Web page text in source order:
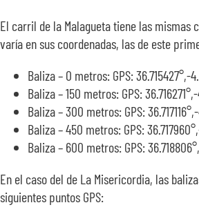
El carril de la Malagueta tiene las mismas
varía en sus coordenadas, las de este
Baliza – 0 metros: GPS: 36.715427°,-
Baliza – 150 metros: GPS:
Baliza – 300 metros: GPS:
Baliza – 450 metros: GPS:
Baliza – 600 metros: GPS:
En el caso del de La Misericordia, las
siguientes puntos GPS: